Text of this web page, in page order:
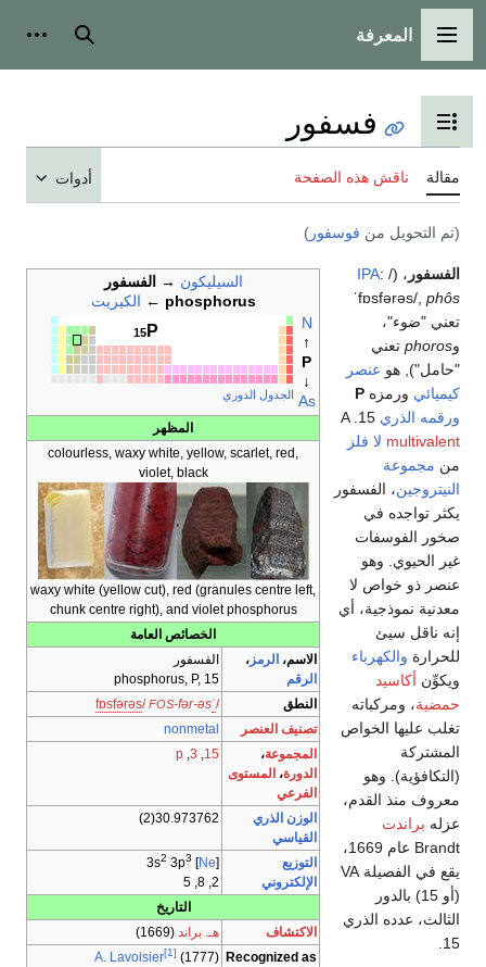
القائمة الرئيسية
المعرفة بحث
تبديل عرض جدول المحتويات
فسفور
مقالة ناقش هذه الصفحة أدوات
(تم التحويل من فوسفور )
السيليكون →
الفسفور
phosphorus
←
الكبريت
N
↑
P
↓
As
15P
الجدول الدوري
المظهر
colourless, waxy white, yellow, scarlet, red,
violet, black
waxy white (yellow cut), red (granules centre left,
chunk centre right), and violet phosphorus
الخصائص العامة
الاسم، الرمز ،
الرقم
الفسفور
phosphorus, P, 15
النطق
/
ˈ
fɒsfərəs/ FOS-fər-əs
تصنيف العنصر
nonmetal
المجموعة،
الدورة، المستوى
الفرعي
15
,
3
,
p
الوزن الذري
القياسي
30.973762(2)
التوزيع
الإلكتروني
[
Ne
] 3s
2 3p3
2, 8, 5
التاريخ
الاكتشاف
هـ. براند (1669)
Recognized as
A. Lavoisier [1] (1777)
الفسفور ، ( IPA: /
ˈfɒsfərəs/ phôs
تعني "ضوء"،
وphoros تعني
"حامل"), هو عنصر
كيميائي ورمزه P
ورقمه الذري
multivalent لا فلز
من مجموعة
النيتروجين، الفسفور
يكثر تواجده في
صخور الفوسفات
غير الحيوي. وهو
عنصر ذو خواص لا
معدنية نموذجية، أي
إنه ناقل سيئ
للحرارة والكهرباء
ويكوِّن أكاسيد
حمضية، ومركباته
تغلب عليها الخواص
المشتركة
(التكافؤية). وهو
معروف منذ القدم،
عزله براندت
Brandt عام 1669،
يقع في الفصيلة VA
(أو 15) بالدور
الثالث، عدده الذري
15.